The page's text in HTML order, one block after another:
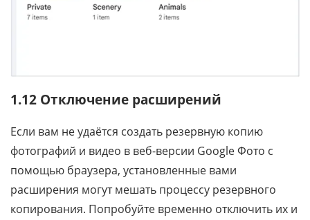
1.12 Отключение расширений
Если вам не удаётся создать резервную копию
фотографий и видео в веб-версии Google Фото с
помощью браузера, установленные вами
расширения могут мешать процессу резервного
копирования. Попробуйте временно отключить их и